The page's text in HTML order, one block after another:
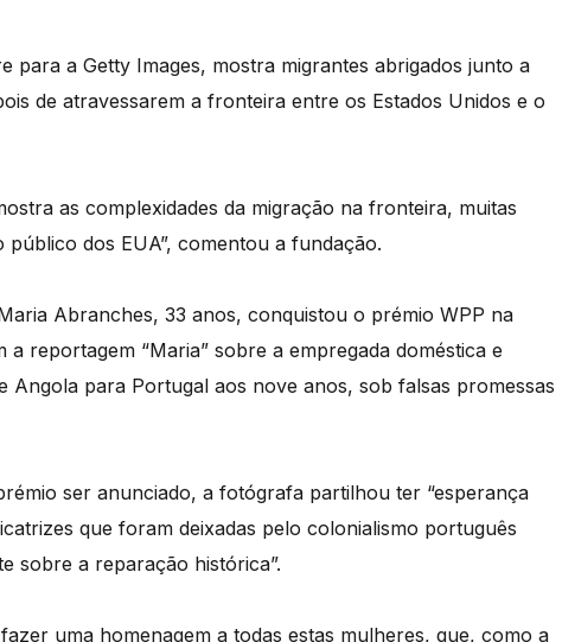
para a Getty Images, mostra migrantes abrigados junto a
de atravessarem a fronteira entre os Estados Unidos e o
as complexidades da migração na fronteira, muitas
dos EUA”, comentou a fundação.
Abranches, 33 anos, conquistou o prémio WPP na
reportagem “Maria” sobre a empregada doméstica e
Angola para Portugal aos nove anos, sob falsas promessas
ser anunciado, a fotógrafa partilhou ter “esperança
que foram deixadas pelo colonialismo português
sobre a reparação histórica”.
uma homenagem a todas estas mulheres, que, como a